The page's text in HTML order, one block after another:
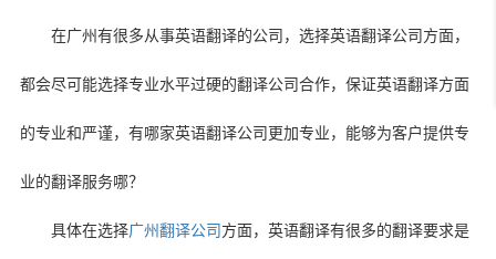
在广州有很多从事英语翻译的公司，选择英语翻译公司方面，
都会尽可能选择专业水平过硬的翻译公司合作，保证英语翻译方面
的专业和严谨，有哪家英语翻译公司更加专业，能够为客户提供专
业的翻译服务哪？
具体在选择广州翻译公司 方面，英语翻译有很多的翻译要求是